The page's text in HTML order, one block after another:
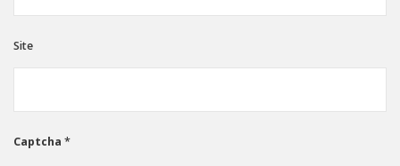
Site
Captcha *